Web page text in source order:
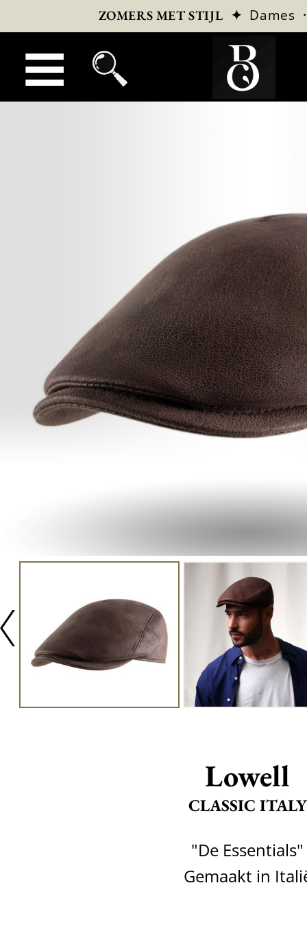
ZOMERS MET STIJL ✦ Dames
Lowell
CLASSIC ITALY
"De Essentials"
Gemaakt in